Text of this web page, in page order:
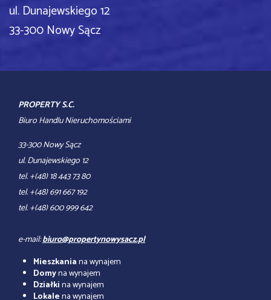
ul. Dunajewskiego 12
33-300 Nowy Sącz
PROPERTY S.C.
Biuro Handlu Nieruchomościami
33-300 Nowy Sącz
ul. Dunajewskiego 12
tel. +(48) 18 443 73 80
tel. +(48) 691 667 192
tel. +(48) 600 999 642
e-mail:biuro@propertynowysacz.pl
Mieszkaniana wynajem
Domyna wynajem
Działkina wynajem
Lokalena wynajem